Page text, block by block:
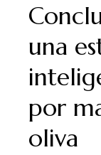
una
por
oliva